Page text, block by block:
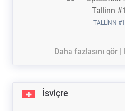
TALLINN #1
Daha fazlasını gör
İsviçre